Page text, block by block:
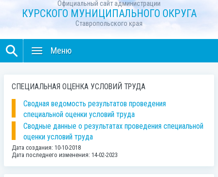
Официальный сайт администрации
КУРСКОГО МУНИЦИПАЛЬНОГО ОКРУГА
Ставропольского края
Меню
СПЕЦИАЛЬНАЯ ОЦЕНКА УСЛОВИЙ ТРУДА
Сводная ведомость результатов проведения
специальной оценки условий труда
Сводные данные о результатах проведения специальной
оценки условий труда
Дата создания: 10-10-2018
Дата последнего изменения: 14-02-2023